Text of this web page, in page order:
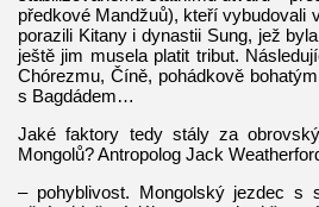
předkové Mandžuů), kteří vybudovali
porazili Kitany i dynastii Sung, jež
ještě jim musela platit tribut.
Chórezmu, Číně, pohádkově
s Bagdádem…
Jaké faktory tedy stály za
Mongolů? Antropolog Jack
– pohyblivost. Mongolský jezdec s